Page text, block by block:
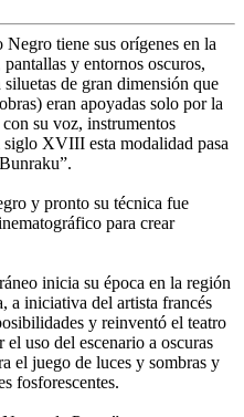
tiene sus orígenes en la
y entornos oscuros,
de gran dimensión que
eran apoyadas solo por la
su voz, instrumentos
XVIII esta modalidad pasa
y pronto su técnica fue
para crear
inicia su época en la región
a iniciativa del artista francés
y reinventó el teatro
el uso del escenario a oscuras
el juego de luces y sombras y
fosforescentes.